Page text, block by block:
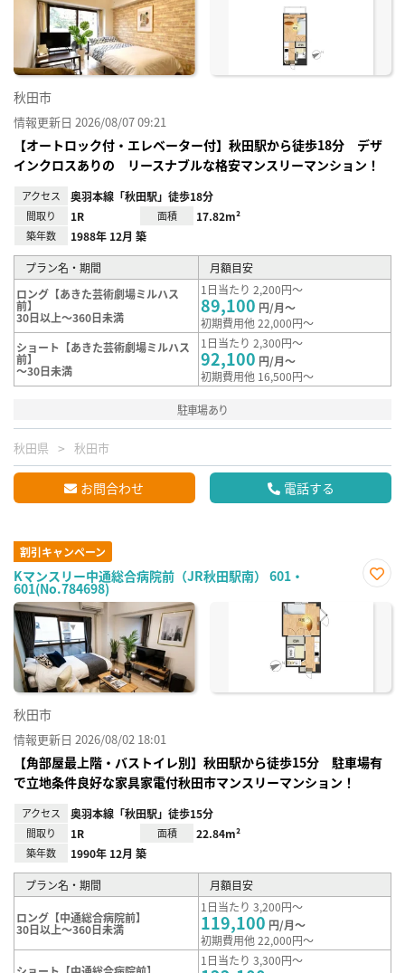
秋田市
情報更新日 2026/08/07 09:21
【オートロック付・エレベーター付】秋田駅から徒歩18分 デザ
インクロスありの リースナブルな格安マンスリーマンション！
アクセス 奥羽本線「秋田駅」徒歩18分
間取り 1R 面積 17.82m²
築年数 1988年 12月 築
プラン名・期間
月額目安
ロング【あきた芸術劇場ミルハス
前】
30日以上～360日未満
1日当たり 2,200円～
89,100 円/月～
初期費用他 22,000円～
ショート【あきた芸術劇場ミルハス
前】
～30日未満
1日当たり 2,300円～
92,100 円/月～
初期費用他 16,500円～
駐車場あり
秋田県 秋田市
お問合わせ 電話する
割引キャンペーン
Kマンスリー中通総合病院前（JR秋田駅南） 601・
601(No.784698)
に入
秋田市
情報更新日 2026/08/02 18:01
【角部屋最上階・バストイレ別】秋田駅から徒歩15分 駐車場有
で立地条件良好な家具家電付秋田市マンスリーマンション！
アクセス 奥羽本線「秋田駅」徒歩15分
間取り 1R 面積 22.84m²
築年数 1990年 12月 築
プラン名・期間 月額目安
ロング【中通総合病院前】
30日以上～360日未満
1日当たり 3,200円～
119,100 円/月～
初期費用他 22,000円～
1日当たり 3,300円～